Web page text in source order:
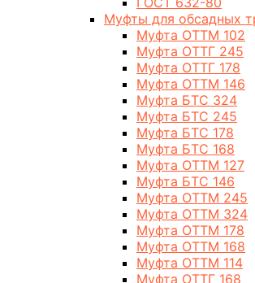
Муфты для обсадных
Муфта ОТТМ 102
Муфта ОТТГ 245
Муфта ОТТГ 178
Муфта ОТТМ 146
Муфта БТС 324
Муфта БТС 245
Муфта БТС 178
Муфта БТС 168
Муфта ОТТМ 127
Муфта БТС 146
Муфта ОТТМ 245
Муфта ОТТМ 324
Муфта ОТТМ 178
Муфта ОТТМ 168
Муфта ОТТМ 114
Муфта ОТТГ 168